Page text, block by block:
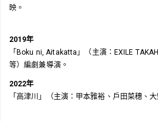
映。
2019年
「Boku ni, Aitakatta」（主演：EXILE
等）編劇兼導演。
2022年
「高津川」（主演：甲本雅裕、戶田菜穗、